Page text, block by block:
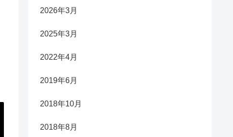
2026年3月
2025年3月
2022年4月
2019年6月
2018年10月
2018年8月